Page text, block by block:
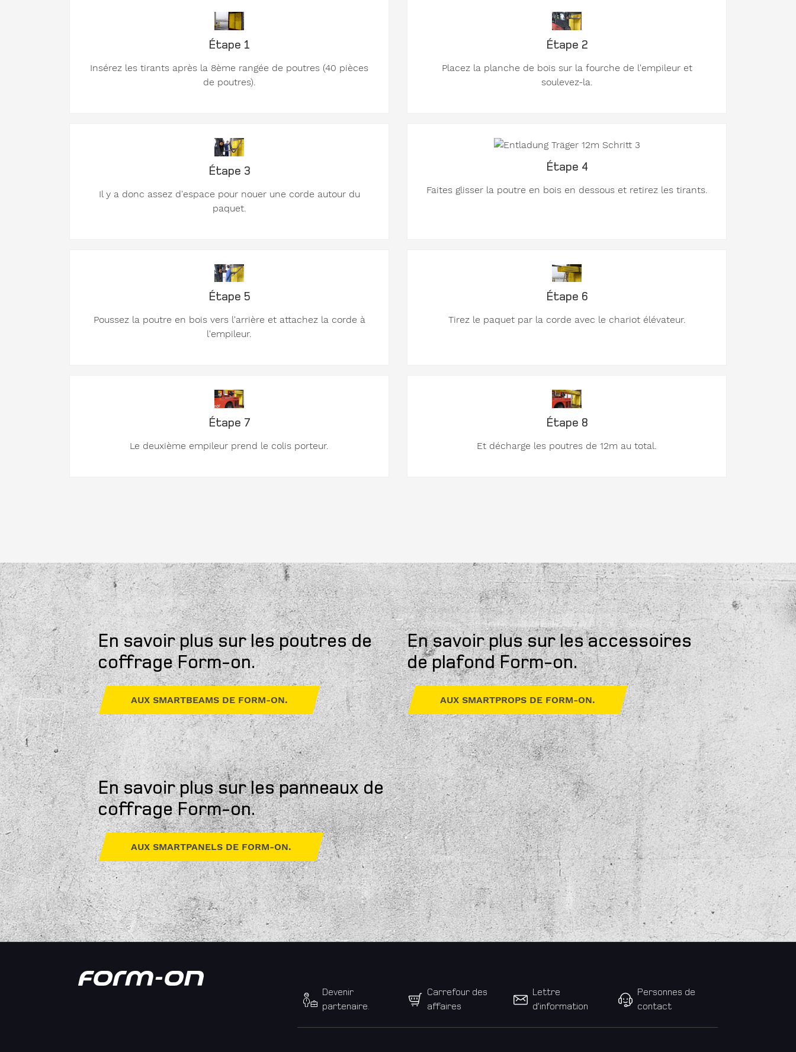
Étape 1
Insérez les tirants après la 8ème rangée de poutres (40 pièces
de poutres).
Étape 2
Placez la planche de bois sur la fourche de l'empileur et
soulevez-la.
Étape 3
Il y a donc assez d'espace pour nouer une corde autour du
paquet.
Étape 4
Faites glisser la poutre en bois en dessous et retirez les tirants.
Étape 5
Poussez la poutre en bois vers l'arrière et attachez la corde à
l'empileur.
Étape 6
Tirez le paquet par la corde avec le chariot élévateur.
Étape 7
Le deuxième empileur prend le colis porteur.
Étape 8
Et décharge les poutres de 12m au total.
En savoir plus sur les poutres de
coffrage Form-on.
AUX SMARTBEAMS DE FORM-ON.
En savoir plus sur les accessoires
de plafond Form-on.
AUX SMARTPROPS DE FORM-ON.
En savoir plus sur les panneaux de
coffrage Form-on.
AUX SMARTPANELS DE FORM-ON.
Devenir
partenaire.
Carrefour des
affaires
Lettre
d’information
Personnes de
contact